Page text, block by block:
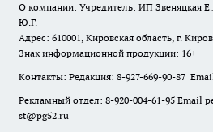
О компании: Учредитель: ИП Звеняцкая
Ю.Г.
Адрес: 610001, Кировская область, г.
Знак информационной продукции: 16+
Контакты: Редакция: 8-927-669-90-87
Рекламный отдел: 8-920-004-61-95 Email
st@pg52.ru